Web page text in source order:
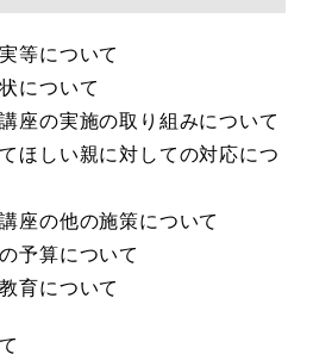
等について
について
座の実施の取り組みについて
ほしい親に対しての対応につ
座の他の施策について
予算について
育について